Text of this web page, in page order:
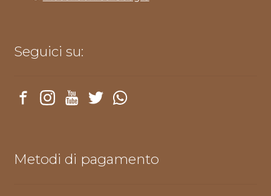
Seguici su:
Metodi di pagamento